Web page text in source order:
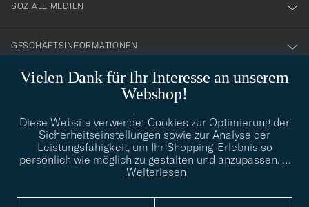
Vielen Dank für Ihr Interesse an unserem
Webshop!
Diese Website verwendet Cookies zur Optimierung der
Sicherheitseinstellungen sowie zur Analyse der
Leistungsfähigkeit, um Ihr Shopping-Erlebnis so
persönlich wie möglich zu gestalten und anzupassen. …
Weiterlesen
SOZIALE MEDIEN
GESCHÄFTSINFORMATIONEN
info@careofcarl.de
Benötigen Sie Hilfe bei der Suche nach Ihrem persönlichen Stil?
Wenden Sie sich an uns, wir helfen Ihnen gerne weiter!
STILBERATUNG